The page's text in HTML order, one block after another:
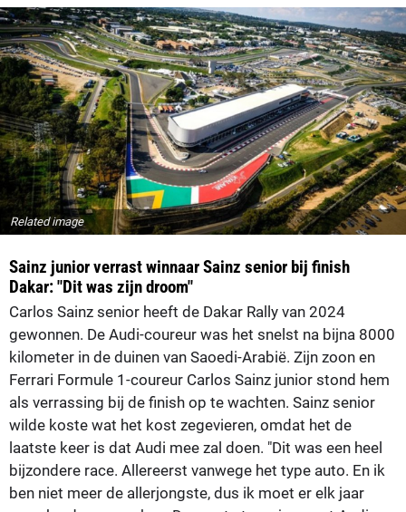
Related image
Sainz junior verrast winnaar Sainz senior bij finish
Dakar: "Dit was zijn droom"
Carlos Sainz senior heeft de Dakar Rally van 2024
gewonnen. De Audi-coureur was het snelst na bijna 8000
kilometer in de duinen van Saoedi-Arabië. Zijn zoon en
Ferrari Formule 1-coureur Carlos Sainz junior stond hem
als verrassing bij de finish op te wachten. Sainz senior
wilde koste wat het kost zegevieren, omdat het de
laatste keer is dat Audi mee zal doen. "Dit was een heel
bijzondere race. Allereerst vanwege het type auto. En ik
ben niet meer de allerjongste, dus ik moet er elk jaar